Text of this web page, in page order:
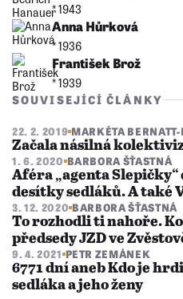
* 1943
Anna Hůrková
* 1936
František Brož
* 1939
SOUVISEJÍCÍ ČLÁNKY
22. 2. 2019 MARKÉTA
Začala násilná
1. 6. 2020 BARBORA ŠŤASTNÁ
Aféra „agenta Slepičky“
desítky sedláků. A také
3. 12. 2020 BARBORA ŠŤASTNÁ
To rozhodli ti nahoře.
předsedy JZD ve
9. 4. 2021 PETR ZEMÁNEK
6771 dní aneb Kdo je
sedláka a jeho ženy